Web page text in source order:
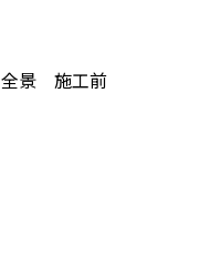
全景 施工前